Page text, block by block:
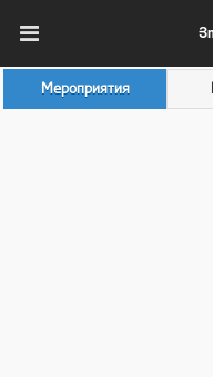
Мероприятия